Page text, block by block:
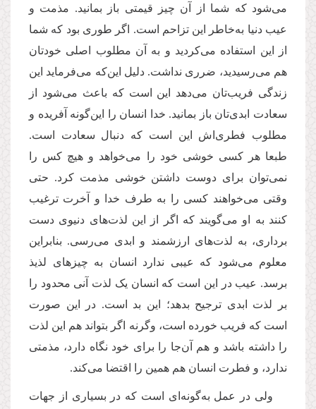
می‌شود که شما از آن چیز قیمتی باز بمانید. مذمت و
عیب دنیا به‌خاطر این‌ تزاحم است. اگر طوری بود که شما
از این استفاده می‌کردید و به آن مطلوب اصلی خودتان
هم می‌‌رسیدید، ضرری نداشت. دلیل این‌که می‌فرماید این
زندگی فریب‌تان می‌دهد این است که باعث می‌شود از
سعادت ابدی‌تان باز بمانید. خدا انسان را این‌گونه آفریده و
مطلوب فطری‌اش این است که دنبال سعادت است.
طبعا هر کسی خوشی خود را می‌خواهد و هیچ کس را
نمی‌توان برای دوست داشتن خوشی مذمت کرد. حتی
وقتی می‌خواهند کسی را به طرف خدا و آخرت ترغیب
کنند به او می‌گویند که اگر از این لذت‌های دنیوی دست
برداری، به لذت‌های ارزشمند و ابدی می‌رسی. بنابراین
معلوم می‌شود که عیبی ندارد انسان به چیزهای لذیذ
برسد. عیب در این است که انسان یک لذت آنی محدود را
بر لذت ابدی ترجیح بدهد؛ این بد است. در این صورت
است که فریب خورده است، وگرنه اگر بتواند هم این لذت
را داشته باشد و هم آن‌جا را برای خود نگاه دارد، مذمتی
ندارد، و فطرت انسان هم همین را اقتضا می‌کند.
ولی در عمل به‌گونه‌ای است که در بسیاری از جهات